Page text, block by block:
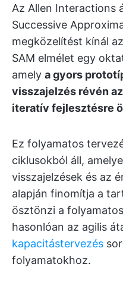
Az Allen Interactions
Successive
megközelítést kínál
SAM elmélet egy
amely a gyors
visszajelzés révén
iteratív fejlesztésre
Ez folyamatos
ciklusokból áll,
visszajelzések és az
alapján finomítja a
ösztönzi a
hasonlóan az agilis
kapacitástervezés
folyamatokhoz.